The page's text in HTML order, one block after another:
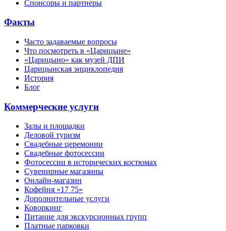
Спонсоры и партнеры
Факты
Часто задаваемые вопросы
Что посмотреть в «Царицыне»
«Царицыно» как музей ДПИ
Царицынская энциклопедия
История
Блог
Коммерческие услуги
Залы и площадки
Деловой туризм
Свадебные церемонии
Свадебные фотосессии
Фотосессии в исторических костюмах
Сувенирные магазины
Онлайн-магазин
Кофейня «17 75»
Дополнительные услуги
Коворкинг
Питание для экскурсионных групп
Платные парковки